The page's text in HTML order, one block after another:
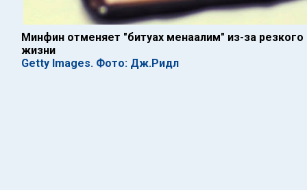
Минфин отменяет "битуах менаалим" из-за
жизни
Getty Images. Фото: Дж.Ридл